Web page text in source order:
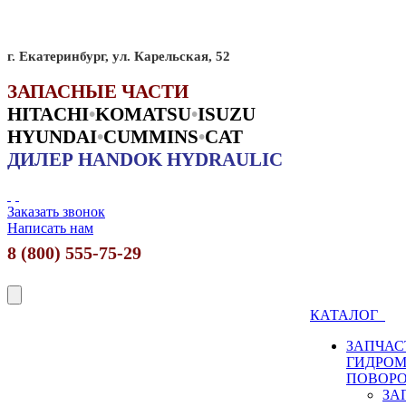
г. Екатеринбург, ул. Карельская, 52
ЗАПАСНЫЕ ЧАСТИ
HITACHI•KOMATSU•ISUZU
HYUNDAI•CUMMINS•CAT
ДИЛЕР HANDOK HYDRAULIC
Заказать звонок
Написать нам
8 (800) 555-75-29
КАТАЛОГ